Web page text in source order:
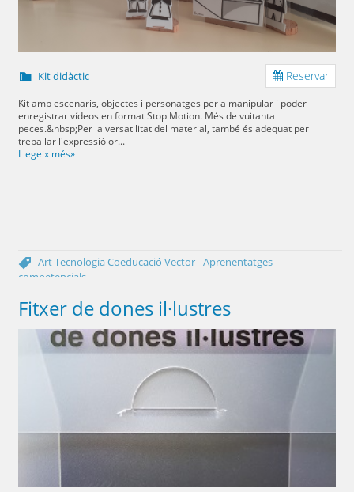
Reservar
Kit didàctic
Kit amb escenaris, objectes i personatges per a manipular i poder
enregistrar vídeos en format Stop Motion. Més de vuitanta
peces.&nbsp;Per la versatilitat del material, també és adequat per
treballar l'expressió or...
Llegeix més»
ArtTecnologiaCoeducacióVector - Aprenentatges
competencials
Fitxer de dones il·lustres